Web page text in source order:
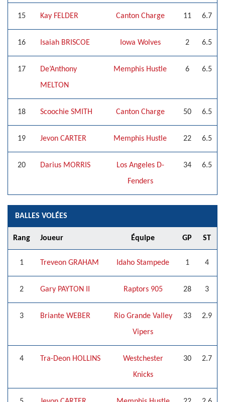
15 Kay FELDER Canton Charge 11 6.7
16 Isaiah BRISCOE Iowa Wolves 2 6.5
17
De’Anthony
MELTON
Memphis Hustle 6 6.5
18 Scoochie SMITH Canton Charge 50 6.5
19 Jevon CARTER Memphis Hustle 22 6.5
20 Darius MORRIS
Los Angeles D-
Fenders
34 6.5
BALLES VOLÉES
Rang Joueur Équipe GP ST
1 Treveon GRAHAM Idaho Stampede 1 4
2 Gary PAYTON II Raptors 905 28 3
3 Briante WEBER
Rio Grande Valley
Vipers
33 2.9
4 Tra-Deon HOLLINS
Westchester
Knicks
30 2.7